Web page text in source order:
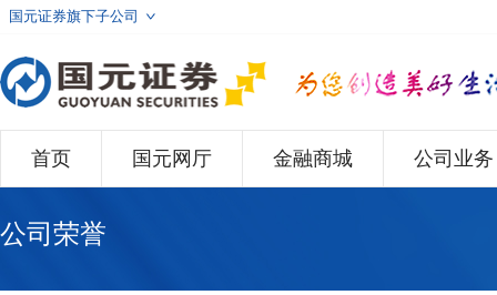
国元证券旗下子公司
首页 国元网厅 金融商城 公司业务
公司荣誉